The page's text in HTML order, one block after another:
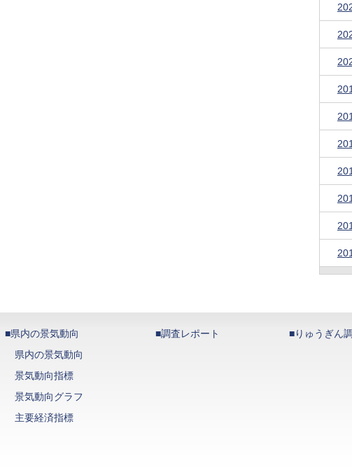
■県内の景気動向
県内の景気動向
景気動向指標
景気動向グラフ
主要経済指標
■調査レポート ■りゅうぎん